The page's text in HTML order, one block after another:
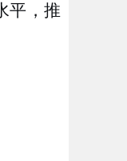
平，推